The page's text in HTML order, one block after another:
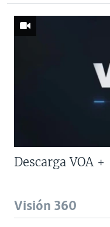
Descarga VOA +
Visión 360